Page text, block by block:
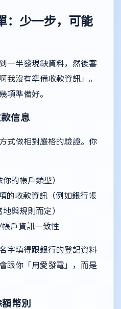
：少一步，可能
一半發現缺資料，然後審
我沒有準備收款資訊」。
項準備好。
信息
式做相對嚴格的驗證。你
的帳戶類型）
的收款資訊（例如銀行帳
與規則而定）
戶資訊一致性
字填得跟銀行的登記資料
跟你「用愛發電」，而是
幣別